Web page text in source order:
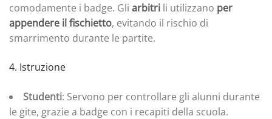
comodamente i badge. Gli arbitri li utilizzano per
appendere il fischietto, evitando il rischio di
smarrimento durante le partite.
4. Istruzione
Studenti: Servono per controllare gli alunni durante
le gite, grazie a badge con i recapiti della scuola.